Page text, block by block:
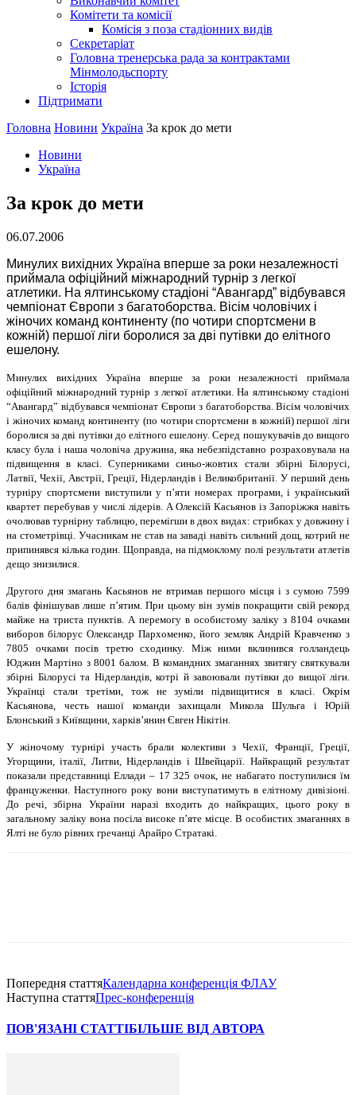
Комітети та комісії
Комісія з поза стадіонних видів
Секретаріат
Головна тренерська рада за контрактами
Мінмолодьспорту
Історія
Підтримати
Головна Новини Україна За крок до мети
Новини
Україна
За крок до мети
06.07.2006
Минулих вихiдних Україна вперше за роки незалежностi
приймала офiцiйний мiжнародний турнiр з легкої
атлетики. На ялтинському стадiонi “Авангард” вiдбувався
чемпiонат Європи з багатоборства. Вiсiм чоловiчих i
жiночих команд континенту (по чотири спортсмени в
кожнiй) першої лiги боролися за двi путiвки до елiтного
ешелону.
Минулих вихiдних Україна вперше за роки незалежностi приймала
офiцiйний мiжнародний турнiр з легкої атлетики. На ялтинському стадiонi
“Авангард” вiдбувався чемпiонат Європи з багатоборства. Вiсiм чоловiчих
i жiночих команд континенту (по чотири спортсмени в кожнiй) першої лiги
боролися за двi путiвки до елiтного ешелону. Серед пошукувачiв до вищого
класу була i наша чоловiча дружина, яка небезпiдставно розраховувала на
пiдвищення в класi. Суперниками синьо-жовтих стали збiрнi Бiлорусi,
Латвiї, Чехiї, Австрiї, Грецiї, Нiдерландiв i Великобританiї. У перший день
турнiру спортсмени виступили у п’яти номерах програми, i український
квартет перебував у числi лiдерiв. А Олексiй Касьянов iз Запорiжжя навiть
очолював турнiрну таблицю, перемiгши в двох видах: стрибках у довжину i
на стометрiвцi. Учасникам не став на завадi навiть сильний дощ, котрий не
припинявся кiлька годин. Щоправда, на пiдмоклому полi результати атлетiв
дещо знизилися.
Другого дня змагань Касьянов не втримав першого мiсця i з сумою 7599
балiв фiнiшував лише п’ятим. При цьому вiн зумiв покращити свiй рекорд
майже на триста пунктiв. А перемогу в особистому залiку з 8104 очками
виборов бiлорус Олександр Пархоменко, його земляк Андрiй Кравченко з
7805 очками посiв третю сходинку. Мiж ними вклинився голландець
Юджин Мартiно з 8001 балом. В командних змаганнях звитягу святкували
збiрнi Бiлорусi та Нiдерландiв, котрi й завоювали путiвки до вищої лiги.
Українцi стали третiми, тож не зумiли пiдвищитися в класi. Окрiм
Касьянова, честь нашої команди захищали Микола Шульга i Юрiй
Блонський з Київщини, харкiв’янин Євген Нiкiтiн.
У жiночому турнiрi участь брали колективи з Чехiї, Францiї, Грецiї,
Угорщини, iталiї, Литви, Нiдерландiв i Швейцарiї. Найкращий результат
показали представницi Еллади – 17 325 очок, не набагато поступилися їм
француженки. Наступного року вони виступатимуть в елiтному дивiзiонi.
До речi, збiрна України наразi входить до найкращих, цього року в
загальному залiку вона посiла високе п’яте мiсце. В особистих змаганнях в
Ялтi не було рiвних гречанцi Арайро Стратакi.
Попередня статтяКалендарна конференцiя ФЛАУ
Наступна статтяПрес-конференцiя
ПОВ'ЯЗАНІ СТАТТІБІЛЬШЕ ВІД АВТОРА